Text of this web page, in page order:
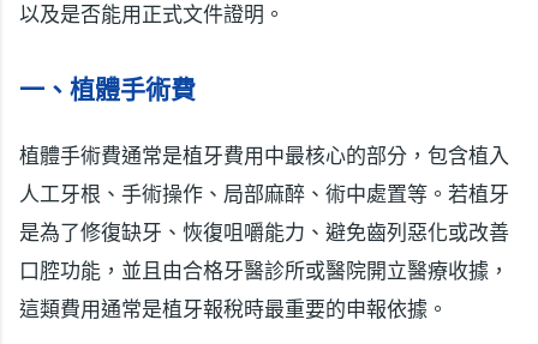
以及是否能用正式文件證明。
一、植體手術費
植體手術費通常是植牙費用中最核心的部分，包含植入
人工牙根、手術操作、局部麻醉、術中處置等。若植牙
是為了修復缺牙、恢復咀嚼能力、避免齒列惡化或改善
口腔功能，並且由合格牙醫診所或醫院開立醫療收據，
這類費用通常是植牙報稅時最重要的申報依據。